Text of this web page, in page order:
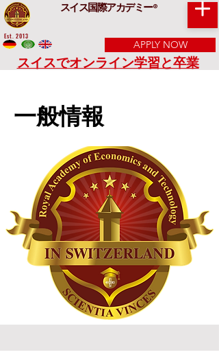
スイス国際アカデミー®
APPLY NOW
スイスでオンライン学習と卒業
Est. 2013
一般情報